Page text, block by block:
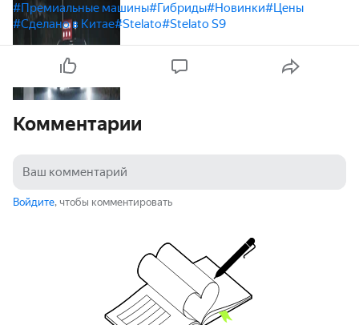
#Премиальные машины#Гибриды#Новинки#Цены
#Сделано в Китае#Stelato#Stelato S9
Комментарии
Войдите, чтобы комментировать